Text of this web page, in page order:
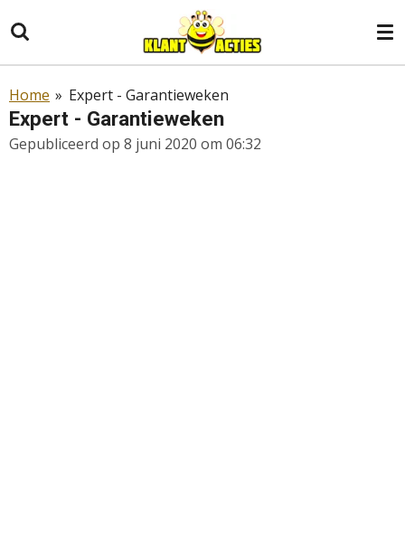
direct
naar
hoofdinhoud
Home » Expert - Garantieweken
Expert - Garantieweken
Gepubliceerd op 8 juni 2020 om 06:32